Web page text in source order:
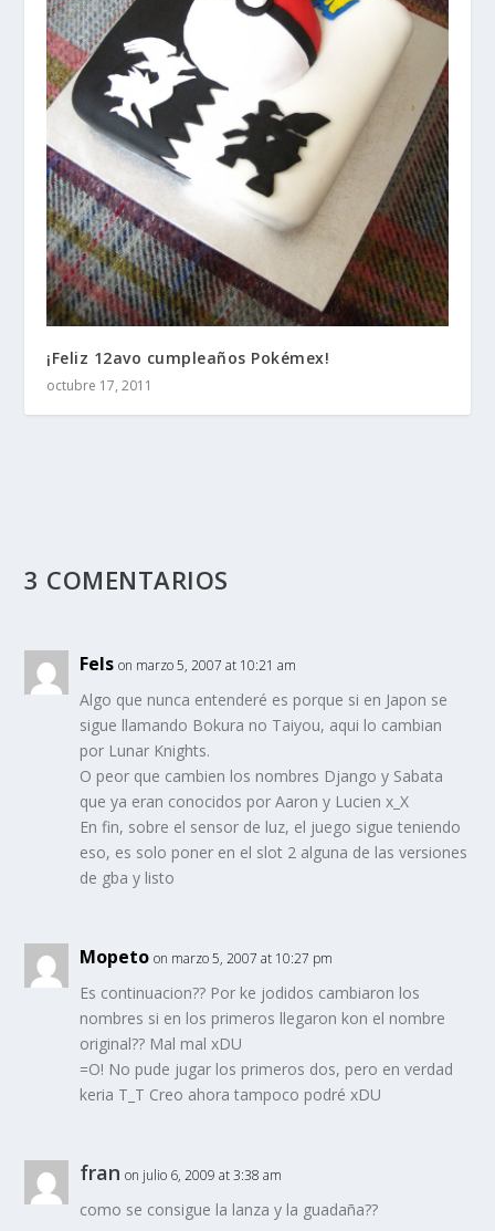
¡Feliz 12avo cumpleaños Pokémex!
octubre 17, 2011
3 COMENTARIOS
Fels on marzo 5, 2007 at 10:21 am
Algo que nunca entenderé es porque si en Japon se
sigue llamando Bokura no Taiyou, aqui lo cambian
por Lunar Knights.
O peor que cambien los nombres Django y Sabata
que ya eran conocidos por Aaron y Lucien x_X
En fin, sobre el sensor de luz, el juego sigue teniendo
eso, es solo poner en el slot 2 alguna de las versiones
de gba y listo
Mopeto on marzo 5, 2007 at 10:27 pm
Es continuacion?? Por ke jodidos cambiaron los
nombres si en los primeros llegaron kon el nombre
original?? Mal mal xDU
=O! No pude jugar los primeros dos, pero en verdad
keria T_T Creo ahora tampoco podré xDU
fran on julio 6, 2009 at 3:38 am
como se consigue la lanza y la guadaña??